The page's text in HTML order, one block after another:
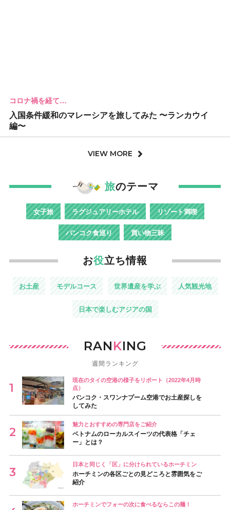
コロナ禍を経て…
入国条件緩和のマレーシアを旅してみた 〜ランカウイ
編〜
VIEW MORE
旅のテーマ
女子旅 ラグジュアリーホテル リゾート満喫
バンコク食巡り 買い物三昧
お役立ち情報
お土産 モデルコース 世界遺産を学ぶ 人気観光地
日本で楽しむアジアの国
RANKING
週間ランキング
現在のタイの空港の様子をリポート（2022年4月時
点）
バンコク・スワンナプーム空港でお土産探しを
してみた
魅力とおすすめの専門店をご紹介
ベトナムのローカルスイーツの代表格「チェ
ー」とは？
日本と同じく「区」に分けられているホーチミン
ホーチミンの各区ごとの見どころと雰囲気をご
紹介
ホーチミンでフォーの次に食べるならこの麺！